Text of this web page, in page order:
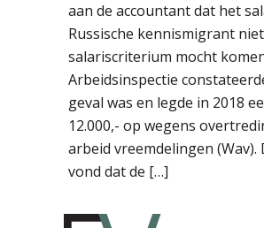
aan de accountant dat het
Russische kennismigrant
salariscriterium mocht
Arbeidsinspectie
geval was en legde in 2018
12.000,- op wegens
arbeid vreemdelingen
vond dat de […]